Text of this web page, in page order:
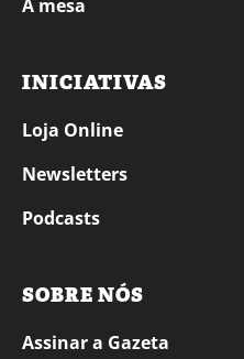
À mesa
INICIATIVAS
Loja Online
Newsletters
Podcasts
SOBRE NÓS
Assinar a Gazeta